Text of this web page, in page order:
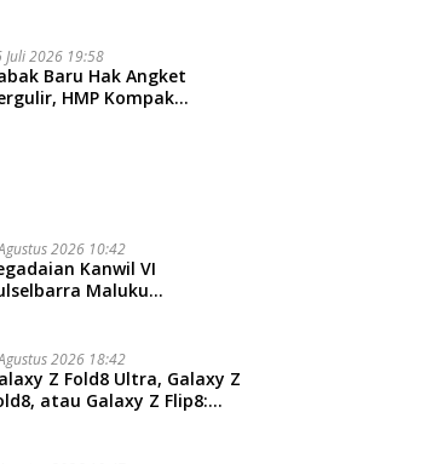
Juli 2026 19:58
Baru Hak Angket
HMP Kompak
2026 10:42
Kanwil VI
Maluku
2026 18:42
Z Fold8 Ultra, Galaxy Z
atau Galaxy Z Flip8: